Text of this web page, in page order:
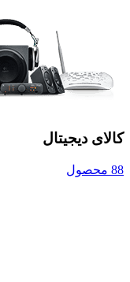
کالای دیجیتال
88 محصول